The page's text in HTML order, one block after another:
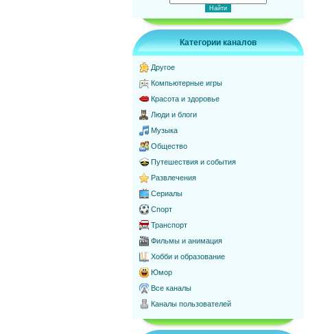
Категории каналов
Другое
Компьютерные игры
Красота и здоровье
Люди и блоги
Музыка
Общество
Путешествия и события
Развлечения
Сериалы
Спорт
Транспорт
Фильмы и анимация
Хобби и образование
Юмор
Все каналы
Каналы пользователей